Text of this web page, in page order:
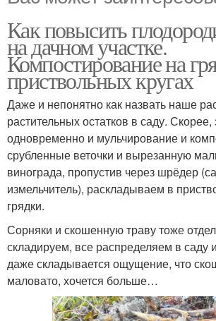
Как повысить
на дачном участке.
Компостирование на
приствольных кругах
Даже и непонятно как назвать наше
растительных остатков в саду. Скорее,
одновременно и мульчирование и
срубленные веточки и вырезанную
винограда, пропустив через шрёдер
измельчитель), раскладываем в
грядки.
Сорняки и скошенную траву тоже
складируем, все распределяем в саду
даже складывается ощущение, что
маловато, хочется больше…